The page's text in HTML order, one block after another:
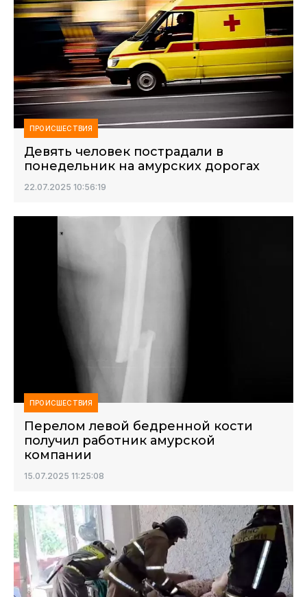
ПРОИСШЕСТВИЯ
Девять человек пострадали в
понедельник на амурских дорогах
22.07.2025 10:56:19
ПРОИСШЕСТВИЯ
Перелом левой бедренной кости
получил работник амурской
компании
15.07.2025 11:25:08